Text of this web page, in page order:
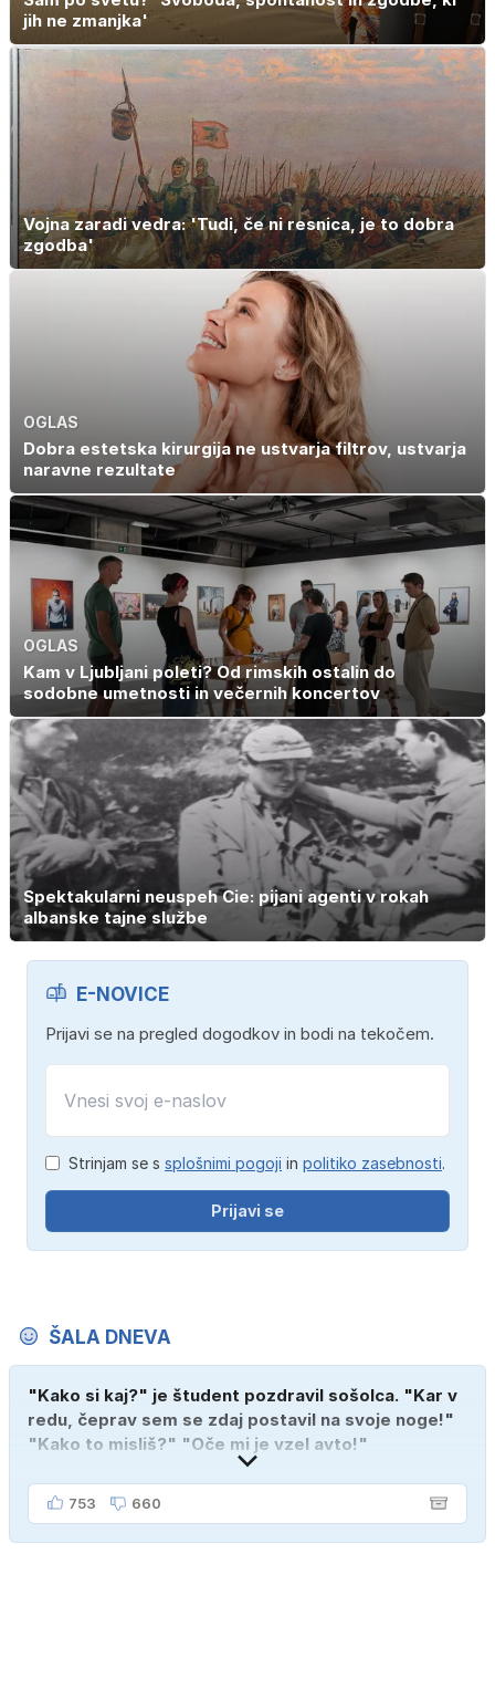
jih ne zmanjka'
Vojna zaradi vedra: 'Tudi, če ni resnica, je to dobra
zgodba'
OGLAS
Dobra estetska kirurgija ne ustvarja filtrov, ustvarja
naravne rezultate
OGLAS
Kam v Ljubljani poleti? Od rimskih ostalin do
sodobne umetnosti in večernih koncertov
Spektakularni neuspeh Cie: pijani agenti v rokah
albanske tajne službe
E-NOVICE
Prijavi se na pregled dogodkov in bodi na tekočem.
Strinjam se s splošnimi pogoji in politiko zasebnosti.
Prijavi se
ŠALA DNEVA
"Kako si kaj?" je študent pozdravil sošolca. "Kar v
redu, čeprav sem se zdaj postavil na svoje noge!"
"Kako to misliš?" "Oče mi je vzel avto!"
753 660